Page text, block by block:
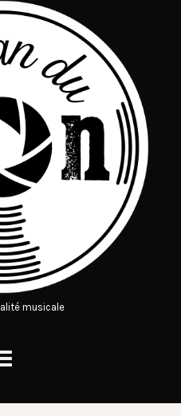
musicale